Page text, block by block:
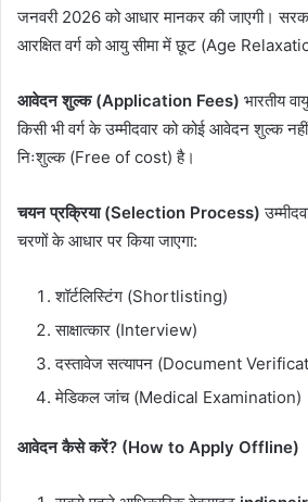
जनवरी 2026 को आधार मानकर की जाएगी।
आरक्षित वर्ग को आयु सीमा में छूट (Age
आवेदन शुल्क (Application Fees) भारतीय
किसी भी वर्ग के उम्मीदवार को कोई आवेदन शुल्क
निःशुल्क (Free of cost) है।
चयन प्रक्रिया (Selection Process)
चरणों के आधार पर किया जाएगा:
शॉर्टलिस्टिंग (Shortlisting)
साक्षात्कार (Interview)
दस्तावेज सत्यापन (Document
मेडिकल जांच (Medical Examination)
आवेदन कैसे करें? (How to Apply Offline)